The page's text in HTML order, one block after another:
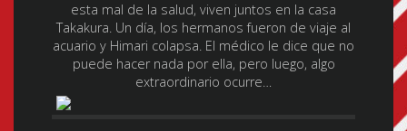
esta mal de la salud, viven juntos en la casa
Takakura. Un día, los hermanos fueron de viaje al
acuario y Himari colapsa. El médico le dice que no
puede hacer nada por ella, pero luego, algo
extraordinario ocurre…